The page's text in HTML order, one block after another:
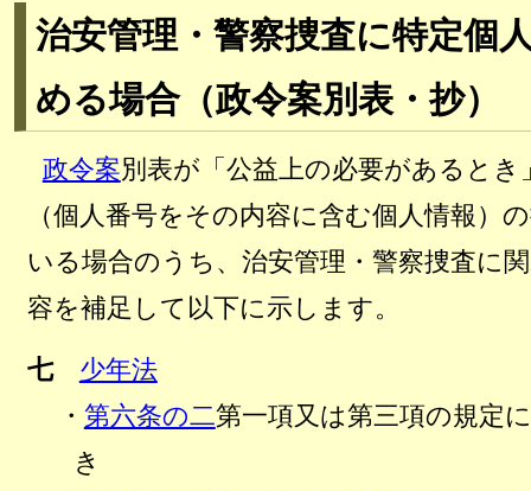
治安管理・警察捜査に特定個
める場合（政令案別表・抄）
政令案別表が「公益上の必要があると
（個人番号をその内容に含む個人情報）
いる場合のうち、治安管理・警察捜査に
容を補足して以下に示します。
七 少年法
・ 第六条の二第一項又は第三項の規定
き